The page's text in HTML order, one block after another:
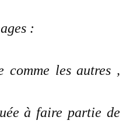
:
comme les autres ,
à faire partie de